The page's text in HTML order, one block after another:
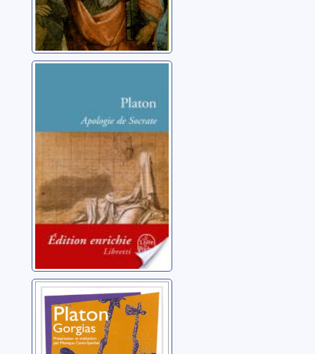
Socrate ; Criton ;
Phédon
Platon (0427?-0348?
av. J.-C.)
Gorgias
Platon (0427?-0348?
av. J.-C.)